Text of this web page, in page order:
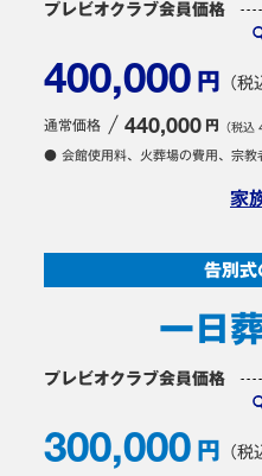
プレビオクラブ会員価格
400,000 円 （
通常価格 440,000 円 （税
● 会館使用料、火葬場の費用、宗教
家
告別式
一日
プレビオクラブ会員価格
300,000 円 （